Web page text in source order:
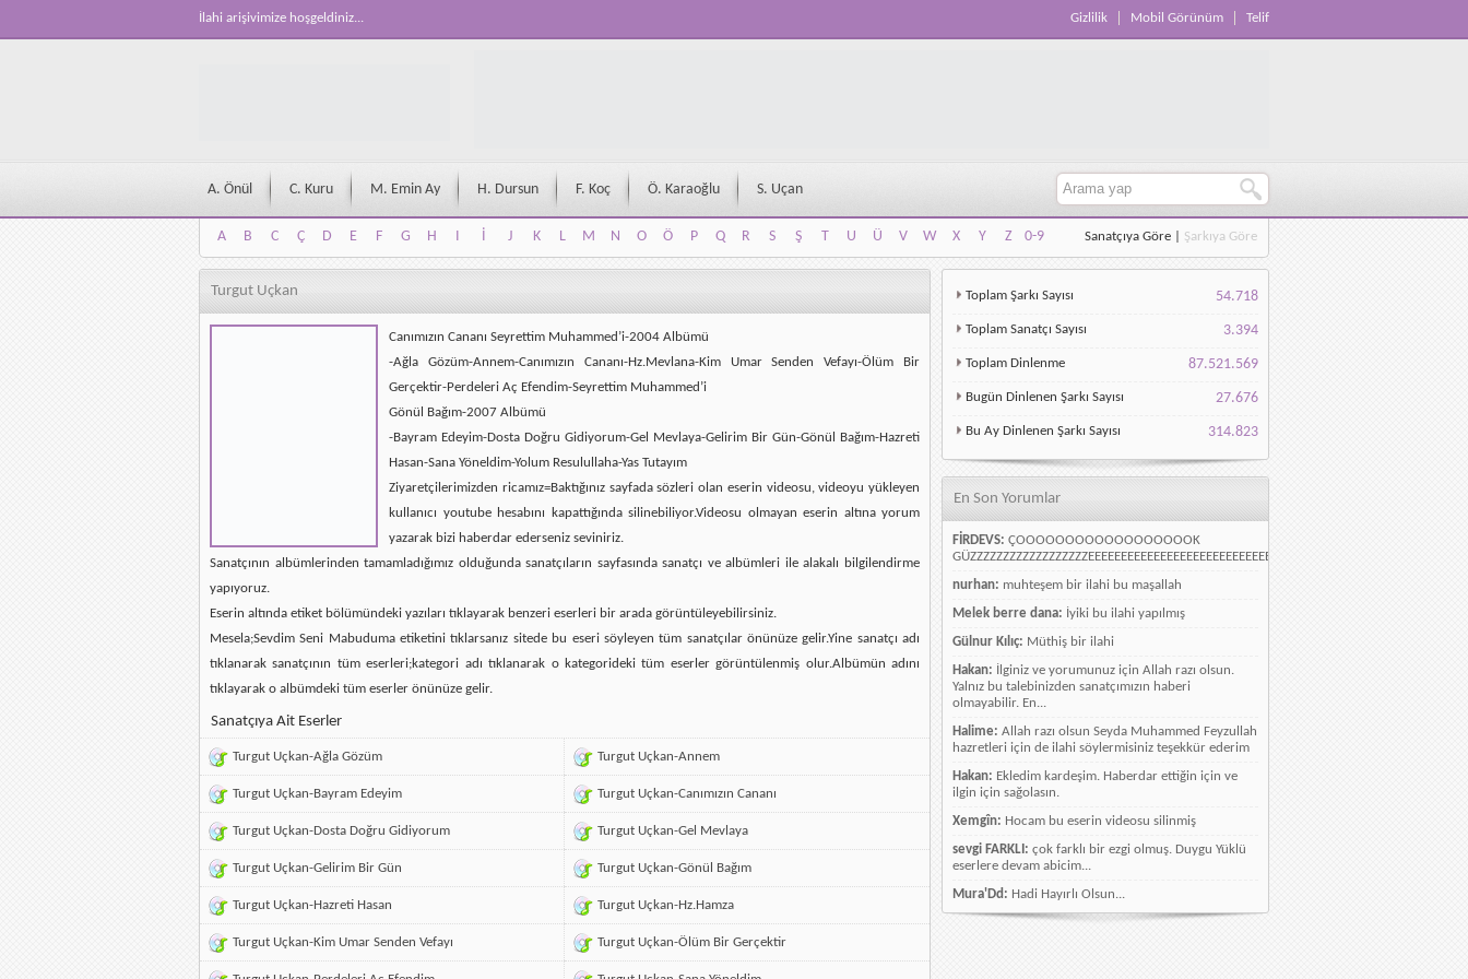
İlahi arişivimize hoşgeldiniz... Gizlilik Mobil Görünüm Telif
A. Önül C. Kuru M. Emin Ay H. Dursun F. Koç Ö. Karaoğlu S. Uçan
A B C Ç D E F G H I İ J K L M N O Ö P Q R S Ş T U Ü V W X Y Z
0-9
A
B C Ç D E F G H I İ J K L M N O Ö P Q R S Ş T U Ü V W X Y Z 0-9
Sanatçıya Göre Şarkıya Göre
Turgut Uçkan
Canımızın Cananı Seyrettim Muhammed’i-2004 Albümü
-Ağla Gözüm-Annem-Canımızın Cananı-Hz.Mevlana-Kim Umar Senden Vefayı-Ölüm Bir
Gerçektir-Perdeleri Aç Efendim-Seyrettim Muhammed’i
Gönül Bağım-2007 Albümü
-Bayram Edeyim-Dosta Doğru Gidiyorum-Gel Mevlaya-Gelirim Bir Gün-Gönül Bağım-Hazreti
Hasan-Sana Yöneldim-Yolum Resulullaha-Yas Tutayım
Ziyaretçilerimizden ricamız=Baktığınız sayfada sözleri olan eserin videosu, videoyu yükleyen
kullanıcı youtube hesabını kapattığında silinebiliyor.Videosu olmayan eserin altına yorum
yazarak bizi haberdar ederseniz seviniriz.
Sanatçının albümlerinden tamamladığımız olduğunda sanatçıların sayfasında sanatçı ve albümleri ile alakalı bilgilendirme
yapıyoruz.
Eserin altında etiket bölümündeki yazıları tıklayarak benzeri eserleri bir arada görüntüleyebilirsiniz.
Mesela;Sevdim Seni Mabuduma etiketini tıklarsanız sitede bu eseri söyleyen tüm sanatçılar önünüze gelir.Yine sanatçı adı
tıklanarak sanatçının tüm eserleri;kategori adı tıklanarak o kategorideki tüm eserler görüntülenmiş olur.Albümün adını
tıklayarak o albümdeki tüm eserler önünüze gelir.
Sanatçıya Ait Eserler
Turgut Uçkan-Ağla Gözüm Turgut Uçkan-Annem
Turgut Uçkan-Bayram Edeyim Turgut Uçkan-Canımızın Cananı
Turgut Uçkan-Dosta Doğru Gidiyorum Turgut Uçkan-Gel Mevlaya
Turgut Uçkan-Gelirim Bir Gün Turgut Uçkan-Gönül Bağım
Turgut Uçkan-Hazreti Hasan Turgut Uçkan-Hz.Hamza
Turgut Uçkan-Kim Umar Senden Vefayı Turgut Uçkan-Ölüm Bir Gerçektir
Toplam Şarkı Sayısı 54.718
Toplam Sanatçı Sayısı 3.394
Toplam Dinlenme 87.521.569
Bugün Dinlenen Şarkı Sayısı 27.676
Bu Ay Dinlenen Şarkı Sayısı 314.823
En Son Yorumlar
FİRDEVS: ÇOOOOOOOOOOOOOOOOOOK
GÜZZZZZZZZZZZZZZZZZZEEEEEEEEEEEEEEEEEEEEEEEEEEEEELLLLLLLLLLLLLLLLLLLLLLLL
nurhan: muhteşem bir ilahi bu maşallah
Melek berre dana: İyiki bu ilahi yapılmış
Gülnur Kılıç: Müthiş bir ilahi
Hakan: İlginiz ve yorumunuz için Allah razı olsun.
Yalnız bu talebinizden sanatçımızın haberi
olmayabilir. En...
Halime: Allah razı olsun Seyda Muhammed Feyzullah
hazretleri için de ilahi söylermisiniz teşekkür ederim
Hakan: Ekledim kardeşim. Haberdar ettiğin için ve
ilgin için sağolasın.
Xemgîn: Hocam bu eserin videosu silinmiş
sevgi FARKLI: çok farklı bir ezgi olmuş. Duygu Yüklü
eserlere devam abicim...
Mura'Dd: Hadi Hayırlı Olsun...